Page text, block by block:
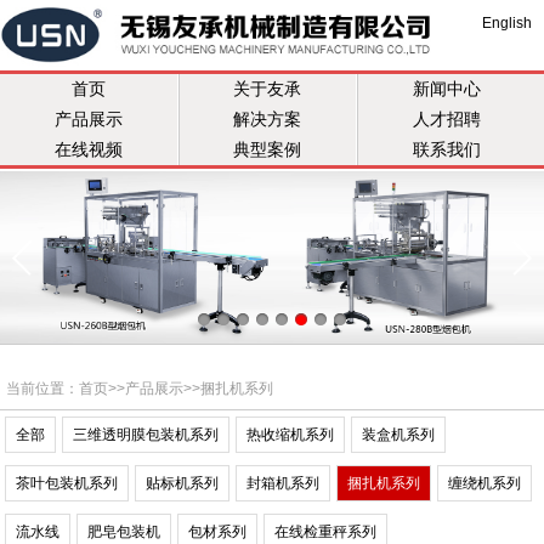
English
首页 关于友承
新闻中心
产品展示
解决方案
人才招聘
在线视频
典型案例 联系我们
当前位置： 首页>>产品展示>>捆扎机系列
全部 三维透明膜包装机系列 热收缩机系列 装盒机系列
茶叶包装机系列 贴标机系列 封箱机系列 捆扎机系列 缠绕机系列
流水线 肥皂包装机 包材系列 在线检重秤系列